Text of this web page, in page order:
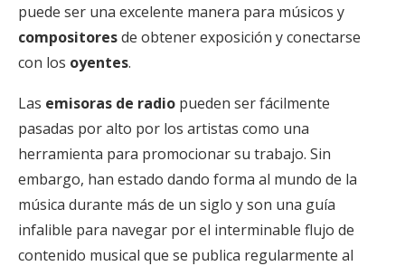
puede ser una excelente manera para músicos y
compositoresde obtener exposición y conectarse
con los oyentes.
Las emisoras de radio pueden ser fácilmente
pasadas por alto por los artistas como una
herramienta para promocionar su trabajo. Sin
embargo, han estado dando forma al mundo de la
música durante más de un siglo y son una guía
infalible para navegar por el interminable flujo de
contenido musical que se publica regularmente al